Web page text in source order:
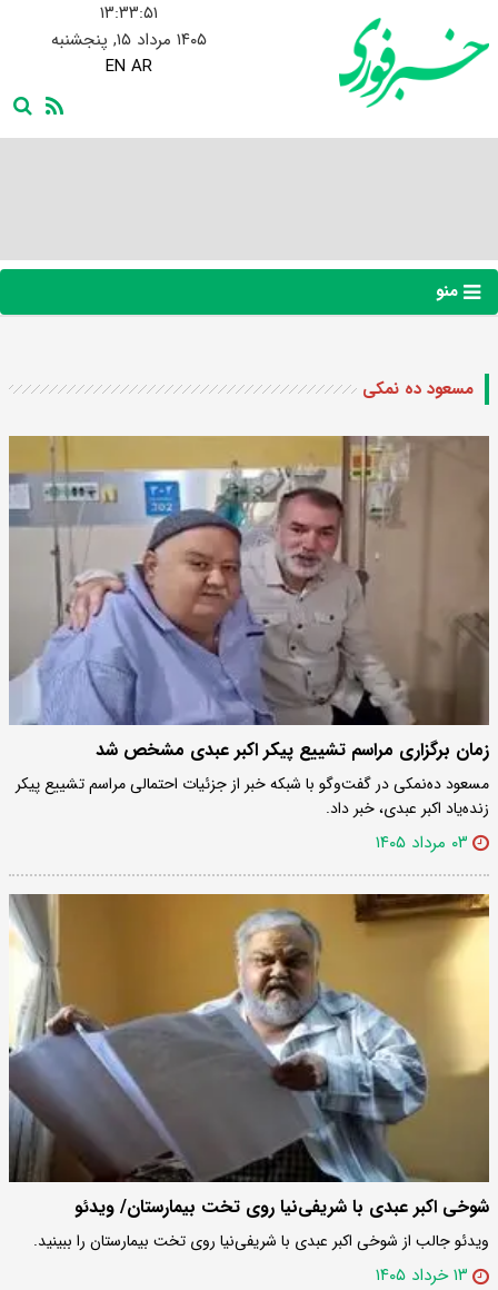
۱۳:۳۳:۵۲
۱۴۰۵ مرداد ۱۵, پنجشنبه
EN AR
منو
مسعود ده نمکی
زمان برگزاری مراسم تشییع پیکر اکبر عبدی مشخص شد
مسعود ده‌نمکی در گفت‌وگو با شبکه خبر از جزئیات احتمالی مراسم تشییع پیکر
زنده‌یاد اکبر عبدی، خبر داد.
۰۳ مرداد ۱۴۰۵
شوخی اکبر عبدی با شریفی‌نیا روی تخت بیمارستان/ ویدئو
ویدئو جالب از شوخی اکبر عبدی با شریفی‌نیا روی تخت بیمارستان را ببینید.
۱۳ خرداد ۱۴۰۵